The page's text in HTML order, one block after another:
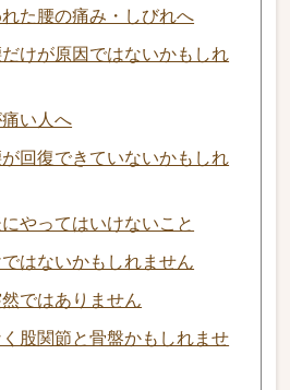
た腰の痛み・しびれへ
けが原因ではないかもしれ
い人へ
回復できていないかもしれ
やってはいけないこと
はないかもしれません
ではありません
股関節と骨盤かもしれませ